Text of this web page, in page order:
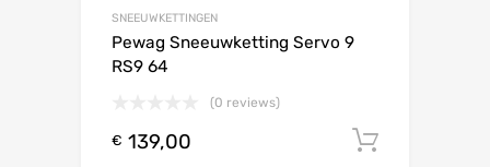
SNEEUWKETTINGEN
Pewag Sneeuwketting Servo 9
RS9 64
(0 reviews)
€ 139,00